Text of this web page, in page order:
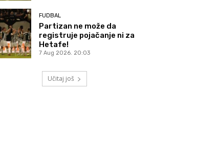
FUDBAL
Partizan ne može da
registruje pojačanje ni za
Hetafe!
7 Aug 2026. 20:03
Učitaj još